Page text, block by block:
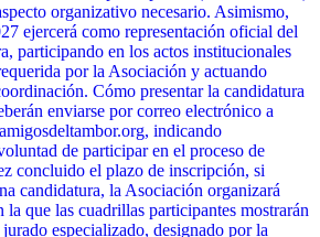
organizativo necesario. Asimismo,
ejercerá como representación oficial del
participando en los actos institucionales
por la Asociación y actuando
Cómo presentar la candidatura
enviarse por correo electrónico a
indicando
de participar en el proceso de
concluido el plazo de inscripción, si
candidatura, la Asociación organizará
que las cuadrillas participantes mostrarán
especializado, designado por la